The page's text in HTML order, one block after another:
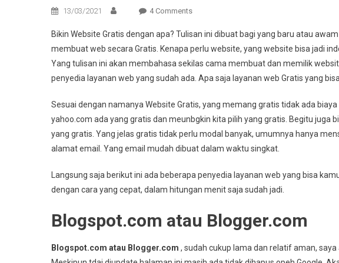
13/03/2021 4 CommentsOn
Website
Gratis
Dengan
Apa?
Bikin Website Gratis dengan apa? Tulisan ini dibuat bagi yang baru atau
membuat web secara Gratis. Kenapa perlu website, yang website bisa jadi
Yang tulisan ini akan membahasa sekilas cama membuat dan memilik
penyedia layanan web yang sudah ada. Apa saja layanan web Gratis yang
Sesuai dengan namanya Website Gratis, yang memang gratis tidak ada
yahoo.com ada yang gratis dan meunbgkin kita pilih yang gratis. Begitu juga
yang gratis. Yang jelas gratis tidak perlu modal banyak, umumnya hanya
alamat email. Yang email mudah dibuat dalam waktu singkat.
Langsung saja berikut ini ada beberapa penyedia layanan web yang bisa
dengan cara yang cepat, dalam hitungan menit saja sudah jadi.
Blogspot.com atau Blogger.com
Blogspot.com atau Blogger.com , sudah cukup lama dan relatif aman,